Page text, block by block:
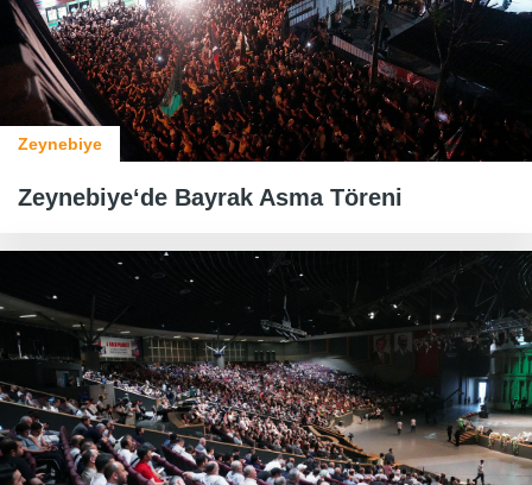
Zeynebiye
Zeynebiye‘de Bayrak Asma Töreni